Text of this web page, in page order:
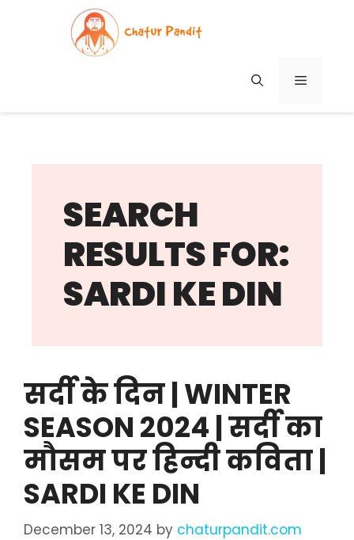
MENU
SEARCH
RESULTS FOR:
SARDI KE DIN
सर्दी के दिन | WINTER
SEASON 2024 | सर्दी का
मौसम पर हिन्दी कविता |
SARDI KE DIN
December 13, 2024 by chaturpandit.com